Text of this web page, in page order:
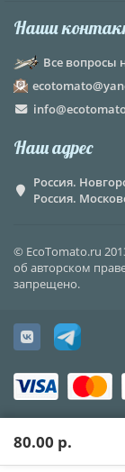
Наши
Все вопросы
Наш адрес
Россия.
Россия.
© EcoTomato.ru
об авторском
запрещено.
80.00 р.